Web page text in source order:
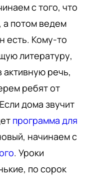
с того, что
а потом ведем
есть. Кому-то
литературу,
речь,
ребят от
дома звучит
программа для
начинаем с
. Уроки
по сорок